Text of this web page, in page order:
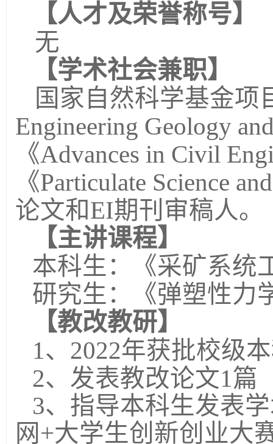
【人才及荣誉称号】
无
【学术社会兼职】
国家自然科学基金项
Engineering Geology
《Advances in Civil
《Particulate Science and
论文和EI期刊审稿人。
【主讲课程】
本科生：《采矿系统
研究生：《弹塑性力
【教改教研】
1、2022年获批校级
2、发表教改论文1篇
3、指导本科生发表
网+大学生创新创业大